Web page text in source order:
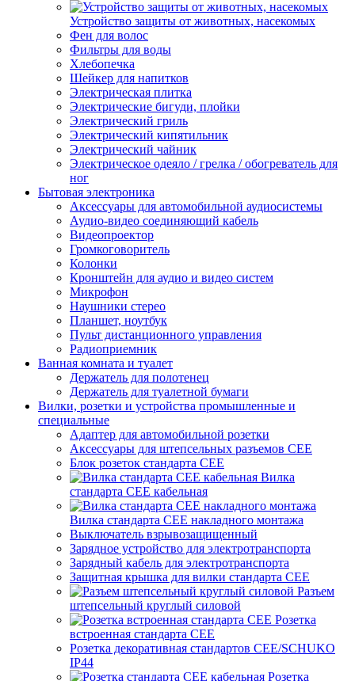
Устройство защиты от животных, насекомых
Фен для волос
Фильтры для воды
Хлебопечка
Шейкер для напитков
Электрическая плитка
Электрические бигуди, плойки
Электрический гриль
Электрический кипятильник
Электрический чайник
Электрическое одеяло / грелка / обогреватель для
ног
Бытовая электроника
Аксессуары для автомобильной аудиосистемы
Аудио-видео соединяющий кабель
Видеопроектор
Громкоговоритель
Колонки
Кронштейн для аудио и видео систем
Микрофон
Наушники стерео
Планшет, ноутбук
Пульт дистанционного управления
Радиоприемник
Ванная комната и туалет
Держатель для полотенец
Держатель для туалетной бумаги
Вилки, розетки и устройства промышленные и
специальные
Адаптер для автомобильной розетки
Аксессуары для штепсельных разъемов CEE
Блок розеток стандарта CEE
Вилка
стандарта CEE кабельная
Вилка стандарта CEE накладного монтажа
Выключатель взрывозащищенный
Зарядное устройство для электротранспорта
Зарядный кабель для электротранспорта
Защитная крышка для вилки стандарта CEE
Разъем
штепсельный круглый силовой
Розетка
встроенная стандарта CEE
Розетка декоративная стандартов CEE/SCHUKO
IP44
Розетка